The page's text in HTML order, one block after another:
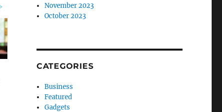
November 2023
October 2023
CATEGORIES
Business
Featured
Gadgets